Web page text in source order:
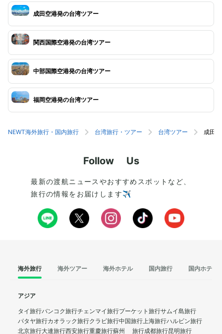
成田空港発の台湾ツアー
関西国際空港発の台湾ツアー
中部国際空港発の台湾ツアー
福岡空港発の台湾ツアー
NEWT海外旅行・国内旅行 台湾旅行・ツアー 台湾ツアー 成田
Follow Us
最新の渡航ニュースやおすすめスポットなど、
旅行の情報をお届けします✈️
海外旅行 海外ツアー 海外ホテル 国内旅行 国内ホテル
アジア
タイ旅行バンコク旅行チェンマイ旅行プーケット旅行サムイ島旅行
パタヤ旅行カオラック旅行クラビ旅行中国旅行上海旅行ハルビン旅行
北京旅行大連旅行西安旅行重慶旅行蘇州 旅行成都旅行昆明旅行